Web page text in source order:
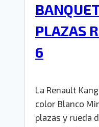
PLAZAS
6
La Renault
color Blanco
plazas y rueda